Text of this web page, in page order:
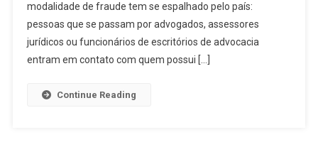
modalidade de fraude tem se espalhado pelo país:
pessoas que se passam por advogados, assessores
jurídicos ou funcionários de escritórios de advocacia
entram em contato com quem possui […]
Continue Reading